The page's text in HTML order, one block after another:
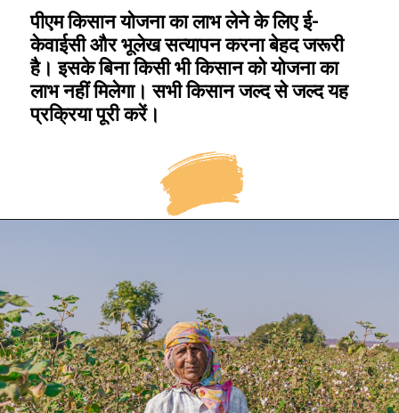
पीएम किसान योजना का लाभ लेने के लिए ई-
केवाईसी और भूलेख सत्यापन करना बेहद जरूरी
है। इसके बिना किसी भी किसान को योजना का
लाभ नहीं मिलेगा। सभी किसान जल्द से जल्द यह
प्रक्रिया पूरी करें।